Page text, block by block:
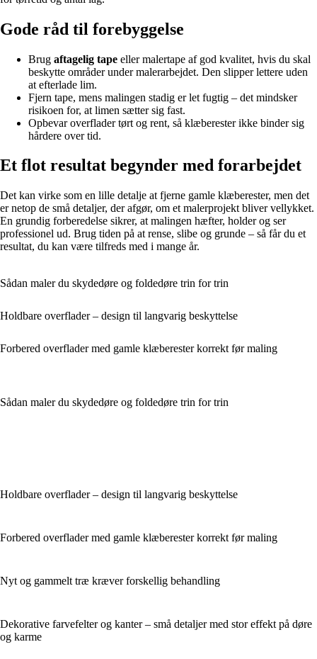
Gode råd til forebyggelse
Brug aftagelig tape eller malertape af god kvalitet, hvis du skal
beskytte områder under malerarbejdet. Den slipper lettere uden
at efterlade lim.
Fjern tape, mens malingen stadig er let fugtig – det mindsker
risikoen for, at limen sætter sig fast.
Opbevar overflader tørt og rent, så klæberester ikke binder sig
hårdere over tid.
Et flot resultat begynder med forarbejdet
Det kan virke som en lille detalje at fjerne gamle klæberester, men det
er netop de små detaljer, der afgør, om et malerprojekt bliver vellykket.
En grundig forberedelse sikrer, at malingen hæfter, holder og ser
professionel ud. Brug tiden på at rense, slibe og grunde – så får du et
resultat, du kan være tilfreds med i mange år.
Sådan maler du skydedøre og foldedøre trin for trin
Holdbare overflader – design til langvarig beskyttelse
Forbered overflader med gamle klæberester korrekt før maling
Sådan maler du skydedøre og foldedøre trin for trin
Holdbare overflader – design til langvarig beskyttelse
Forbered overflader med gamle klæberester korrekt før maling
Nyt og gammelt træ kræver forskellig behandling
Dekorative farvefelter og kanter – små detaljer med stor effekt på døre
og karme